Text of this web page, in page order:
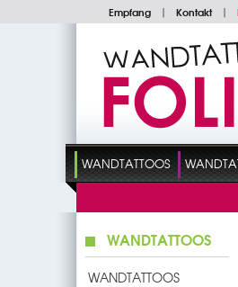
Empfang | Kontakt |
WANDTATTOOS
WANDTATTOOS
WANDTATTOOS